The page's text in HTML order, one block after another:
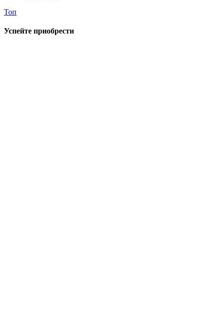
Топ
Успейте приобрести